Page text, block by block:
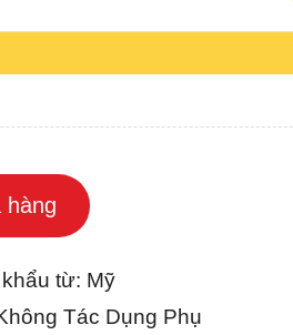
hàng
từ: Mỹ
Tác Dụng Phụ